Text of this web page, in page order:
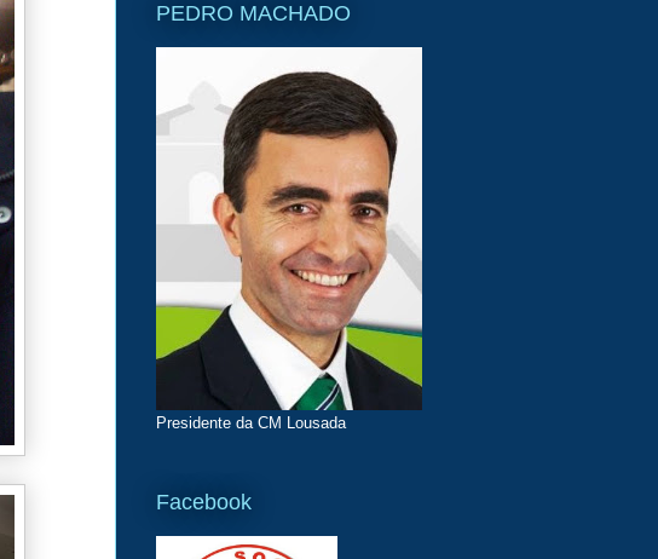
PEDRO MACHADO
Presidente da CM Lousada
Facebook